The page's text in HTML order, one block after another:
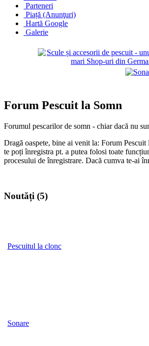
Parteneri
Piață (Anunţuri)
Hartă Google
Galerie
Forum Pescuit la Somn
Forumul pescarilor de somn - chiar dacă nu
Dragă oaspete, bine ai venit la: Forum
te poți înregistra pt. a putea folosi toate
procesului de înregistrare. Dacă cumva te-ai
Noutăți (5)
Pescuitul la clonc
Sonare